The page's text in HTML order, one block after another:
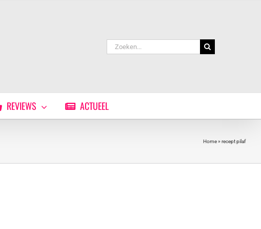
Zoeken
naar:
REVIEWS ACTUEEL
Home» recept pilaf